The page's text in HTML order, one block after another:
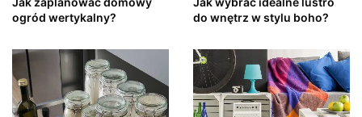
ogród wertykalny?
do wnętrz w stylu boho?